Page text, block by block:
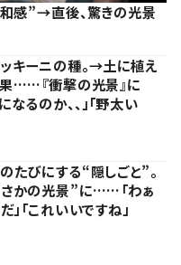
感”→直後、驚きの光景
キーニの種。→土に植え
……『衝撃の光景』に
るのか、、」「野太い
びにする“隠しごと”。
かの光景”に……「わぁ
」「これいいですね」